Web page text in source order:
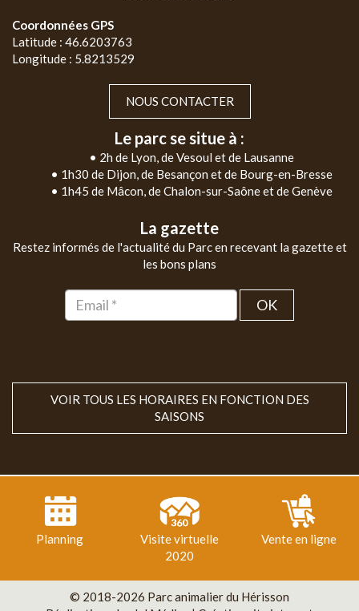
Coordonnées GPS
Latitude : 46.6203763
Longitude : 5.8213529
NOUS CONTACTER
Le parc se situe à :
• 2h de Lyon, de Vesoul et de Lausanne
• 1h30 de Dijon, de Besançon et de Bourg-en-Bresse
• 1h45 de Mâcon, de Chalon-sur-Saône et de Genève
La gazette
Restez informés de l'actualité du Parc en recevant la gazette et
les bons plans
OK
VOIR TOUS LES HORAIRES EN FONCTION DES
SAISONS
Planning
Visite virtuelle
2020
Vente en ligne
© 2018-2026 Parc animalier du Hérisson